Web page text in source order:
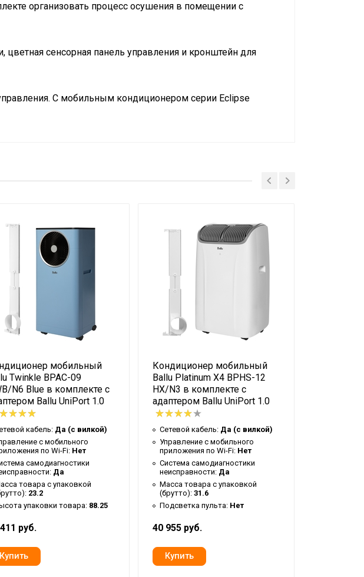
организовать процесс осушения в помещении с
сенсорная панель управления и кронштейн для
С мобильным кондиционером серии Eclipse
мобильный
Twinkle BPAC-09
N6 Blue в комплекте с
Ballu UniPort 1.0
кабель: Да (с вилкой)
c мобильного
по Wi-Fi: Нет
самодиагностики
Да
товара с упаковкой
23.2
упаковки товара: 88.25
руб.
Кондиционер мобильный
Ballu Platinum X4 BPHS-12
HX/N3 в комплекте с
адаптером Ballu UniPort 1.0
Сетевой кабель: Да (с вилкой)
Управление c мобильного
приложения по Wi-Fi: Нет
Система самодиагностики
неисправности: Да
Масса товара с упаковкой
(брутто): 31.6
Подсветка пульта: Нет
40 955 руб.